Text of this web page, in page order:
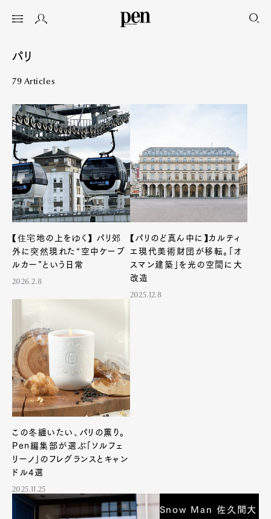
パリ
79 Articles
【住宅地の上をゆく】 パリ郊
外に突然現れた“空中ケーブ
ルカー”という日常
2026.2.8
【パリのど真ん中に】カルティ
エ現代美術財団が移転。「オ
スマン建築」を光の空間に大
改造
2025.12.8
この冬纏いたい、パリの薫り。
Pen編集部が選ぶ「ソルフェ
リーノ」のフレグランスとキャン
ドル4選
2025.11.25
Snow Man 佐久間大